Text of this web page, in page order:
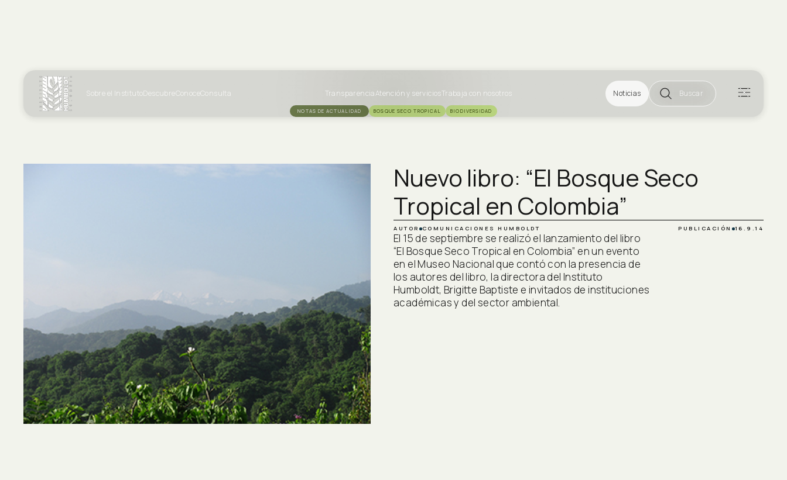
Sobre el InstitutoDescubreConoceConsulta TransparenciaAtención y serviciosTrabaja con nosotros Noticias Buscar
NOTAS DE ACTUALIDAD BOSQUE SECO TROPICAL BIODIVERSIDAD
Nuevo libro: “El Bosque Seco
Tropical en Colombia”
AUTOR COMUNICACIONES HUMBOLDT PUBLICACIÓN 16.9.14
El 15 de septiembre se realizó el lanzamiento del libro
“El Bosque Seco Tropical en Colombia” en un evento
en el Museo Nacional que contó con la presencia de
los autores del libro, la directora del Instituto
Humboldt, Brigitte Baptiste e invitados de instituciones
académicas y del sector ambiental.